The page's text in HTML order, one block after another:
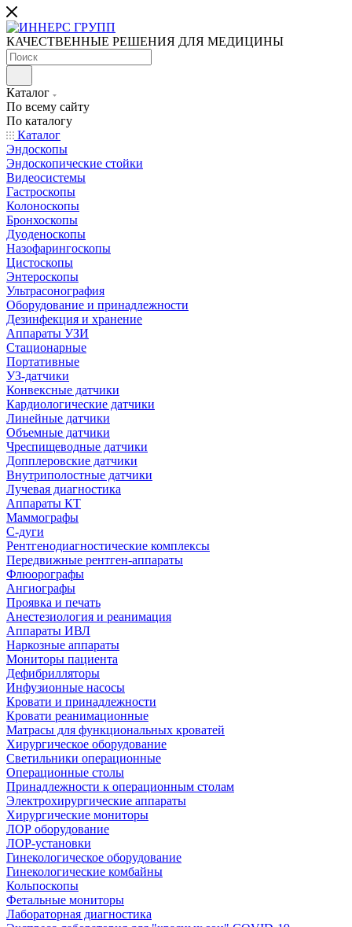
КАЧЕСТВЕННЫЕ РЕШЕНИЯ ДЛЯ МЕДИЦИНЫ
Каталог
По всему сайту
По каталогу
Каталог
Эндоскопы
Эндоскопические стойки
Видеосистемы
Гастроскопы
Колоноскопы
Бронхоскопы
Дуоденоскопы
Назофарингоскопы
Цистоскопы
Энтероскопы
Ультрасонография
Оборудование и принадлежности
Дезинфекция и хранение
Аппараты УЗИ
Стационарные
Портативные
УЗ-датчики
Конвексные датчики
Кардиологические датчики
Линейные датчики
Объемные датчики
Чреспищеводные датчики
Допплеровские датчики
Внутриполостные датчики
Лучевая диагностика
Аппараты КТ
Маммографы
С-дуги
Рентгенодиагностические комплексы
Передвижные рентген-аппараты
Флюорографы
Ангиографы
Проявка и печать
Анестезиология и реанимация
Аппараты ИВЛ
Наркозные аппараты
Мониторы пациента
Дефибрилляторы
Инфузионные насосы
Кровати и принадлежности
Кровати реанимационные
Матрасы для функциональных кроватей
Хирургическое оборудование
Светильники операционные
Операционные столы
Принадлежности к операционным столам
Электрохирургические аппараты
Хирургические мониторы
ЛОР оборудование
ЛОР-установки
Гинекологическое оборудование
Гинекологические комбайны
Кольпоскопы
Фетальные мониторы
Лабораторная диагностика